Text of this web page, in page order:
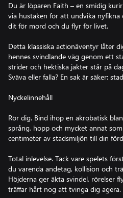
Du är löparen Faith – en smidig
via hustaken för att undvika
dit för mord och du flyr för livet.
Detta klassiska actionäventyr låter
hennes svindlande väg genom ett
strider och hektiska jakter står på
Sväva eller falla? En sak är säker:
Nyckelinnehåll
Rör dig. Bind ihop en akrobatisk
språng, hopp och mycket annat
centimeter av stadsmiljön till din
Total inlevelse. Tack vare spelets
du varenda andetag, kollision och
Höjderna ger äkta svindel, rörelser
träffar hårt nog att tvinga dig agera.